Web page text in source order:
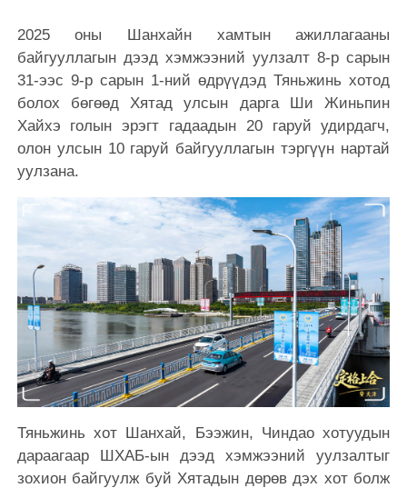
2025 оны Шанхайн хамтын ажиллагааны
байгууллагын дээд хэмжээний уулзалт 8-р сарын
31-ээс 9-р сарын 1-ний өдрүүдэд Тяньжинь хотод
болох бөгөөд Хятад улсын дарга Ши Жиньпин
Хайхэ голын эрэгт гадаадын 20 гаруй удирдагч,
олон улсын 10 гаруй байгууллагын тэргүүн нартай
уулзана.
Тяньжинь хот Шанхай, Бээжин, Чиндао хотуудын
дараагаар ШХАБ-ын дээд хэмжээний уулзалтыг
зохион байгуулж буй Хятадын дөрөв дэх хот болж